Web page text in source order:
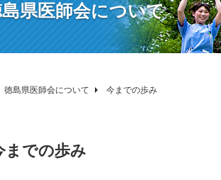
県医師会について
徳島県医師会について 今までの歩み
までの歩み